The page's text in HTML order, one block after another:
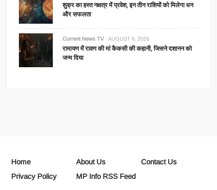
शुक्र का हस्त नक्षत्र में प्रवेश, इन तीन राशियों को मिलेगा धन
और सफलता
Current News TV AUGUST 6, 2026
रामायण में रावण की मां कैकसी की कहानी, जिसने दशानन को
जन्म दिया
Home About Us
Contact Us
Privacy Policy
MP Info RSS Feed